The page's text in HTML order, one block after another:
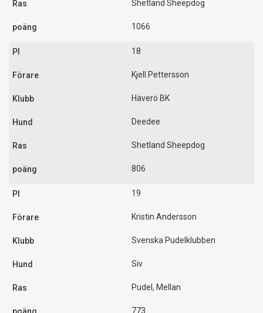
Shetland Sheepdog
1066
18
Kjell Pettersson
Häverö BK
Deedee
Shetland Sheepdog
806
19
Kristin Andersson
Svenska Pudelklubben
Siv
Pudel, Mellan
773